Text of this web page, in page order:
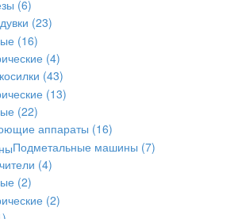
(6)
(23)
(16)
(4)
(43)
(13)
(22)
аппараты (16)
Подметальные машины (7)
(4)
(2)
(2)